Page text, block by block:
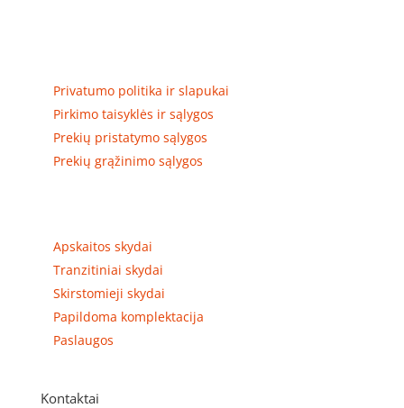
Privatumo politika ir slapukai
Pirkimo taisyklės ir sąlygos
Prekių pristatymo sąlygos
Prekių grąžinimo sąlygos
Apskaitos skydai
Tranzitiniai skydai
Skirstomieji skydai
Papildoma komplektacija
Paslaugos
Kontaktai